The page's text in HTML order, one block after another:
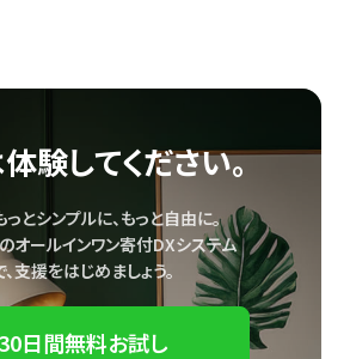
験してください。
とシンプルに、もっと自由に。
オールインワン寄付DXシステム
支援をはじめましょう。
30日間無料お試し